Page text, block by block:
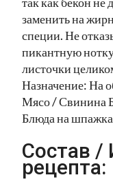
заменить на
специи. Не
пикантную
листочки
Назначение: На
Мясо / Свинина
Блюда на
Состав /
рецепта: